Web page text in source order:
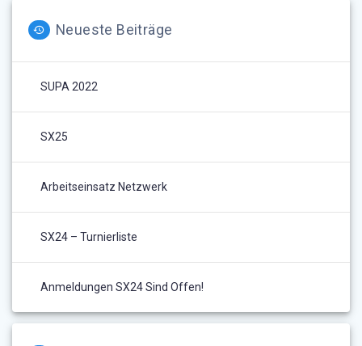
Neueste Beiträge
SUPA 2022
SX25
Arbeitseinsatz Netzwerk
SX24 – Turnierliste
Anmeldungen SX24 Sind Offen!